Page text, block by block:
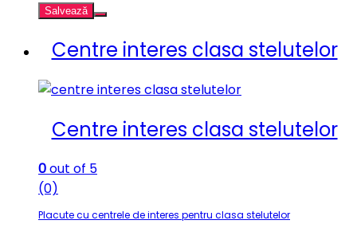
Salvează
Centre interes clasa stelutelor
Centre interes clasa stelutelor
0out of 5
(0)
Placute cu centrele de interes pentru clasa stelutelor